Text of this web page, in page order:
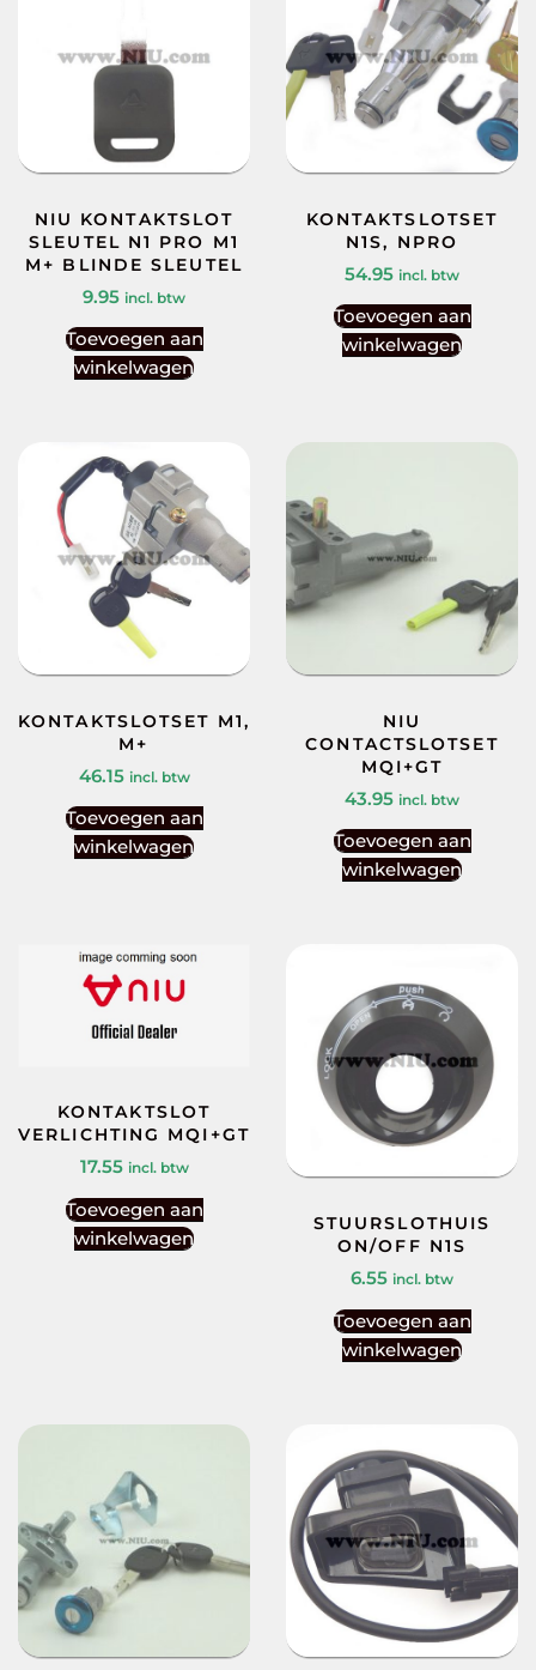
NIU KONTAKTSLOT
SLEUTEL N1 PRO M1
M+ BLINDE SLEUTEL
9.95 incl. btw
Toevoegen aan
winkelwagen
KONTAKTSLOTSET
N1S, NPRO
54.95 incl. btw
Toevoegen aan
winkelwagen
KONTAKTSLOTSET M1,
M+
46.15 incl. btw
Toevoegen aan
winkelwagen
NIU
CONTACTSLOTSET
MQI+GT
43.95 incl. btw
Toevoegen aan
winkelwagen
KONTAKTSLOT
VERLICHTING MQI+GT
17.55 incl. btw
Toevoegen aan
winkelwagen
STUURSLOTHUIS
ON/OFF N1S
6.55 incl. btw
Toevoegen aan
winkelwagen